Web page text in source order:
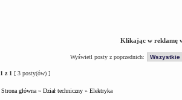
Klikając w reklamę
Wyświetl posty z poprzednich:
1 z 1 [ 3 posty(ów) ]
Strona główna » Dział techniczny » Elektryka